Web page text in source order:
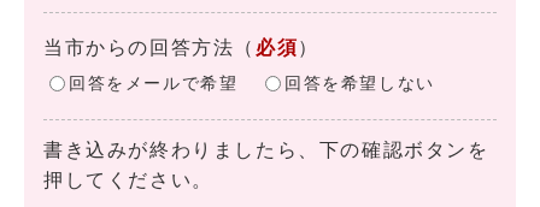
当市からの回答方法 （ 必須）
回答をメールで希望 回答を希望しない
書き込みが終わりましたら、下の確認ボタンを
押してください。